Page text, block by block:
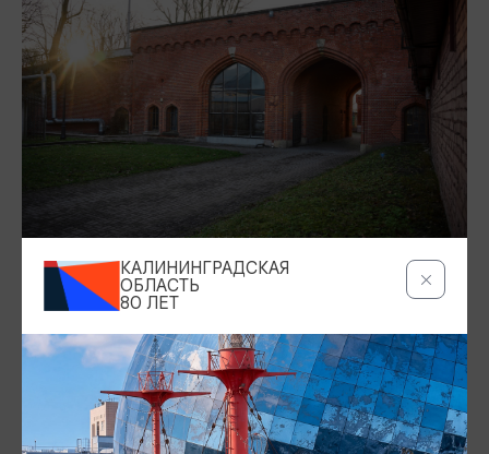
ФРИДРИХСБУРГСКИЕ ВОРОТА
Фридрихсбургские ворота не являлись
городскими. Они вели в построенную ещё в XVII в.
для прикрытия русла Прегеля крепость
Фридрихсбург, которая в середине XIX в. стала
КАЛИНИНГРАДСКАЯ
ОБЛАСТЬ
80 ЛЕТ